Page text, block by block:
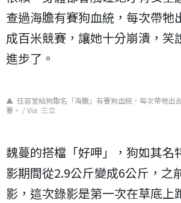
查過海膽有賽狗血統，每次帶牠
成百米競賽，讓她十分崩潰，笑
進步了。
▲ 任容萱給狗取名「海膽」有賽狗血統，每次帶牠出
賽。 / Via 三立
魏蔓的搭檔「好呷」，狗如其名
影期間從2.9公斤變成6公斤，之
影，這次錄影是第一次在草底上